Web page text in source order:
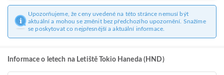
Upozorňujeme, že ceny uvedené na této stránce nemusí být
aktuální a mohou se změnit bez předchozího upozornění. Snažíme
se poskytovat co nejpřesnější a aktuální informace.
Informace o letech na Letiště Tokio Haneda (HND)